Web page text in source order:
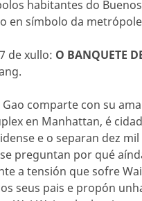
habitantes do
en símbolo da
de xullo: O BANQUETE
Gao comparte con su
en Manhattan, é
e o separan dez
preguntan por qué
a tensión que sofre
seus pais e propón